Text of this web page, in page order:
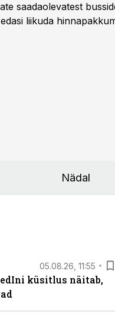
saadaolevatest
liikuda
Nädal
05.08.26, 11:55
küsitlus näitab,